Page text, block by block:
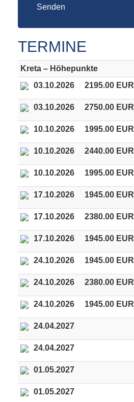
Senden
TERMINE
Kreta – Höhepunkte
03.10.2026
2195.00 EUR
03.10.2026 2750.00 EUR
10.10.2026 1995.00 EUR
10.10.2026 2440.00 EUR
10.10.2026 1995.00 EUR
17.10.2026 1945.00 EUR
17.10.2026 2380.00 EUR
17.10.2026 1945.00 EUR
24.10.2026 1945.00 EUR
24.10.2026 2380.00 EUR
24.10.2026 1945.00 EUR
24.04.2027
24.04.2027
01.05.2027
01.05.2027